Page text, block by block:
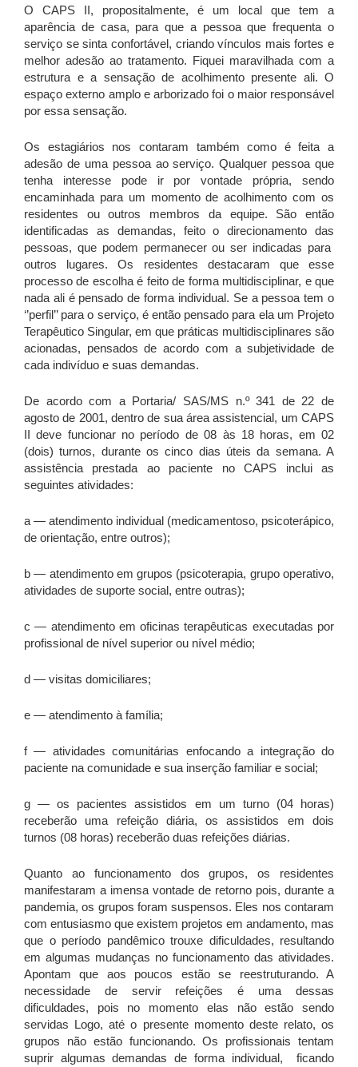
O CAPS II, propositalmente, é um local que tem a
aparência de casa, para que a pessoa que frequenta o
serviço se sinta confortável, criando vínculos mais fortes e
melhor adesão ao tratamento. Fiquei maravilhada com a
estrutura e a sensação de acolhimento presente ali. O
espaço externo amplo e arborizado foi o maior responsável
por essa sensação.
Os estagiários nos contaram também como é feita a
adesão de uma pessoa ao serviço. Qualquer pessoa que
tenha interesse pode ir por vontade própria, sendo
encaminhada para um momento de acolhimento com os
residentes ou outros membros da equipe. São então
identificadas as demandas, feito o direcionamento das
pessoas, que podem permanecer ou ser indicadas para
outros lugares. Os residentes destacaram que esse
processo de escolha é feito de forma multidisciplinar, e que
nada ali é pensado de forma individual. Se a pessoa tem o
‘’perfil’’ para o serviço, é então pensado para ela um Projeto
Terapêutico Singular, em que práticas multidisciplinares são
acionadas, pensados de acordo com a subjetividade de
cada indivíduo e suas demandas.
De acordo com a Portaria/ SAS/MS n.º 341 de 22 de
agosto de 2001, dentro de sua área assistencial, um CAPS
II deve funcionar no período de 08 às 18 horas, em 02
(dois) turnos, durante os cinco dias úteis da semana. A
assistência prestada ao paciente no CAPS inclui as
seguintes atividades:
a — atendimento individual (medicamentoso, psicoterápico,
de orientação, entre outros);
b — atendimento em grupos (psicoterapia, grupo operativo,
atividades de suporte social, entre outras);
c — atendimento em oficinas terapêuticas executadas por
profissional de nível superior ou nível médio;
d — visitas domiciliares;
e — atendimento à família;
f — atividades comunitárias enfocando a integração do
paciente na comunidade e sua inserção familiar e social;
g — os pacientes assistidos em um turno (04 horas)
receberão uma refeição diária, os assistidos em dois
turnos (08 horas) receberão duas refeições diárias.
Quanto ao funcionamento dos grupos, os residentes
manifestaram a imensa vontade de retorno pois, durante a
pandemia, os grupos foram suspensos. Eles nos contaram
com entusiasmo que existem projetos em andamento, mas
que o período pandêmico trouxe dificuldades, resultando
em algumas mudanças no funcionamento das atividades.
Apontam que aos poucos estão se reestruturando. A
necessidade de servir refeições é uma dessas
dificuldades, pois no momento elas não estão sendo
servidas Logo, até o presente momento deste relato, os
grupos não estão funcionando. Os profissionais tentam
suprir algumas demandas de forma individual, ficando